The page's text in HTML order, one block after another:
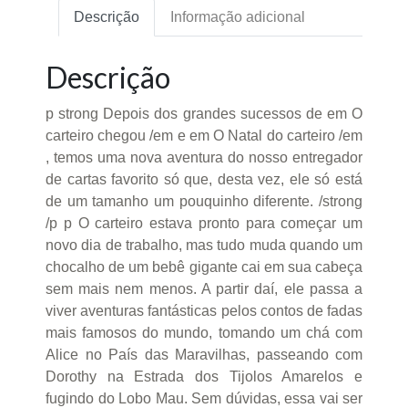
Descrição Informação adicional
Descrição
p strong Depois dos grandes sucessos de em O
carteiro chegou /em e em O Natal do carteiro /em
, temos uma nova aventura do nosso entregador
de cartas favorito só que, desta vez, ele só está
de um tamanho um pouquinho diferente. /strong
/p p O carteiro estava pronto para começar um
novo dia de trabalho, mas tudo muda quando um
chocalho de um bebê gigante cai em sua cabeça
sem mais nem menos. A partir daí, ele passa a
viver aventuras fantásticas pelos contos de fadas
mais famosos do mundo, tomando um chá com
Alice no País das Maravilhas, passeando com
Dorothy na Estrada dos Tijolos Amarelos e
fugindo do Lobo Mau. Sem dúvidas, essa vai ser